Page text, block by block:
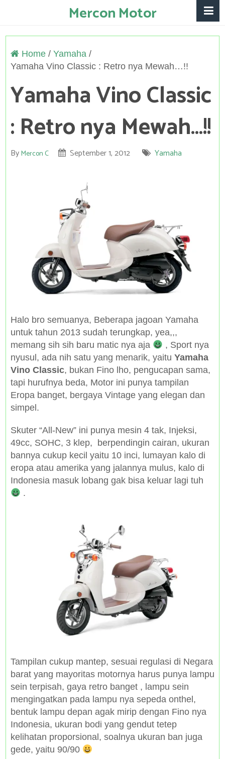
Mercon Motor
Home/ Yamaha/
Yamaha Vino Classic : Retro nya Mewah…!!
Yamaha Vino Classic
: Retro nya Mewah…!!
ByMercon C September 1, 2012 Yamaha
Halo bro semuanya, Beberapa jagoan Yamaha
untuk tahun 2013 sudah terungkap, yea,,,
memang sih sih baru matic nya aja
, Sport nya
nyusul, ada nih satu yang menarik, yaitu Yamaha
Vino Classic, bukan Fino lho, pengucapan sama,
tapi hurufnya beda, Motor ini punya tampilan
Eropa banget, bergaya Vintage yang elegan dan
simpel.
Skuter “All-New” ini punya mesin 4 tak, Injeksi,
49cc, SOHC, 3 klep, berpendingin cairan, ukuran
bannya cukup kecil yaitu 10 inci, lumayan kalo di
eropa atau amerika yang jalannya mulus, kalo di
Indonesia masuk lobang gak bisa keluar lagi tuh
.
Tampilan cukup mantep, sesuai regulasi di Negara
barat yang mayoritas motornya harus punya lampu
sein terpisah, gaya retro banget , lampu sein
mengingatkan pada lampu nya sepeda onthel,
bentuk lampu depan agak mirip dengan Fino nya
Indonesia, ukuran bodi yang gendut tetep
kelihatan proporsional, soalnya ukuran ban juga
gede, yaitu 90/90